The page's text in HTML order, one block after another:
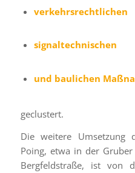
verkehrsrechtlichen
signaltechnischen
und baulichen
geclustert.
Die weitere Umsetzung
Poing, etwa in der
Bergfeldstraße, ist von